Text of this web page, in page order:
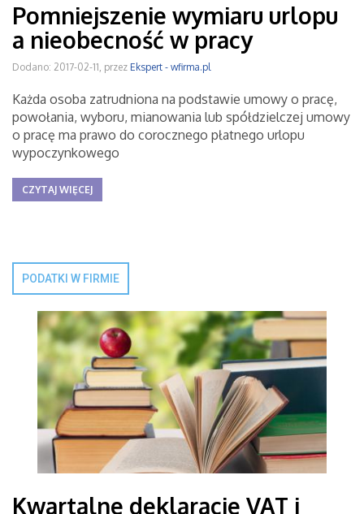
Pomniejszenie wymiaru urlopu
a nieobecność w pracy
Dodano: 2017-02-11, przez Ekspert - wfirma.pl
Każda osoba zatrudniona na podstawie umowy o pracę,
powołania, wyboru, mianowania lub spółdzielczej umowy
o pracę ma prawo do corocznego płatnego urlopu
wypoczynkowego
CZYTAJ WIĘCEJ
PODATKI W FIRMIE
Kwartalne deklaracje VAT i